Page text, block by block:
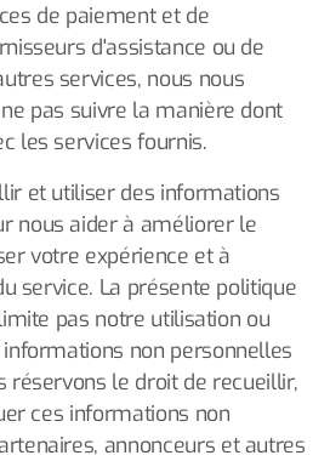
de paiement et de
d'assistance ou de
services, nous nous
pas suivre la manière dont
les services fournis.
et utiliser des informations
nous aider à améliorer le
votre expérience et à
service. La présente politique
pas notre utilisation ou
non personnelles
réservons le droit de recueillir,
ces informations non
annonceurs et autres